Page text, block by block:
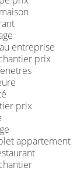
entreprise
prix
prix
appartement